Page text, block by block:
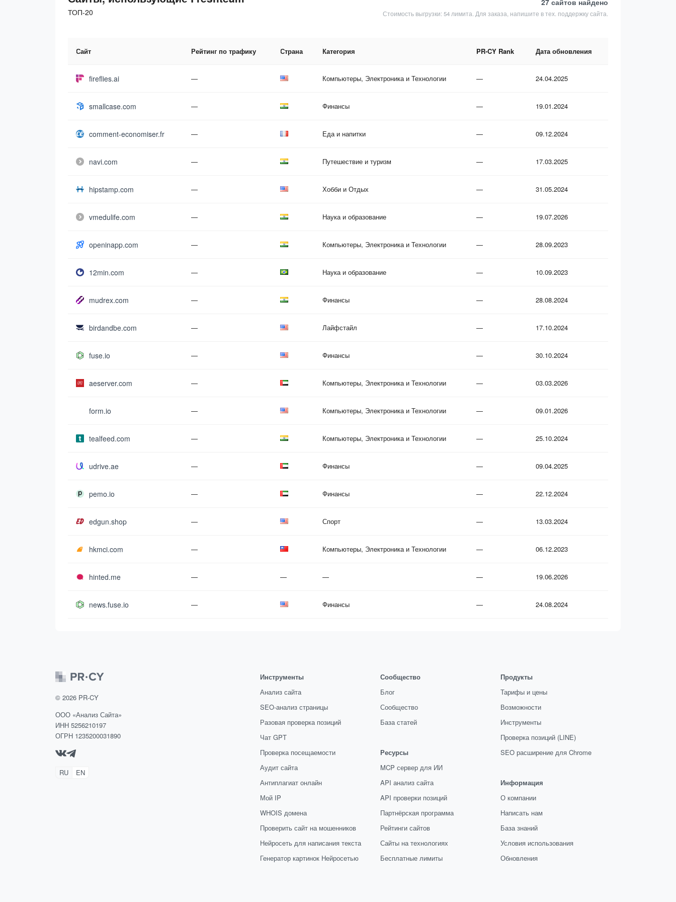
ТОП-20
27 сайтов найдено
Стоимость выгрузки: 54 лимита. Для заказа, напишите в тех. поддержку сайта.
Сайт Рейтинг по трафику Страна Категория PR-CY Rank Дата обновления
fireflies.ai — Компьютеры, Электроника и Технологии — 24.04.2025
smallcase.com — Финансы — 19.01.2024
comment-economiser.fr — Еда и напитки — 09.12.2024
navi.com — Путешествие и туризм — 17.03.2025
hipstamp.com — Хобби и Отдых — 31.05.2024
vmedulife.com — Наука и образование — 19.07.2026
openinapp.com — Компьютеры, Электроника и Технологии — 28.09.2023
12min.com — Наука и образование — 10.09.2023
mudrex.com — Финансы — 28.08.2024
birdandbe.com — Лайфстайл — 17.10.2024
fuse.io — Финансы — 30.10.2024
aeserver.com — Компьютеры, Электроника и Технологии — 03.03.2026
form.io — Компьютеры, Электроника и Технологии — 09.01.2026
tealfeed.com — Компьютеры, Электроника и Технологии — 25.10.2024
udrive.ae — Финансы — 09.04.2025
pemo.io — Финансы — 22.12.2024
edgun.shop — Спорт — 13.03.2024
hkmci.com — Компьютеры, Электроника и Технологии — 06.12.2023
hinted.me — — — — 19.06.2026
news.fuse.io — Финансы — 24.08.2024
© 2026 PR-CY
ООО «Анализ Сайта»
ИНН 5256210197
ОГРН 1235200031890
RU EN
Инструменты
Анализ сайта
SEO-анализ страницы
Разовая проверка позиций
Чат GPT
Проверка посещаемости
Аудит сайта
Антиплагиат онлайн
Мой IP
WHOIS домена
Проверить сайт на мошенников
Нейросеть для написания текста
Генератор картинок Нейросетью
Сообщество
Блог
Сообщество
База статей
Ресурсы
MCP сервер для ИИ
API анализ сайта
API проверки позиций
Партнёрская программа
Рейтинги сайтов
Сайты на технологиях
Бесплатные лимиты
Продукты
Тарифы и цены
Возможности
Инструменты
Проверка позиций (LINE)
SEO расширение для Chrome
Информация
О компании
Написать нам
База знаний
Условия использования
Обновления